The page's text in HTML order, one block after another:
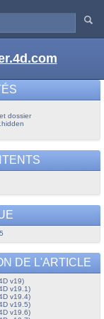
dossier
DE L'ARTICLE
v19)
v19.1)
v19.4)
v19.5)
v19.6)